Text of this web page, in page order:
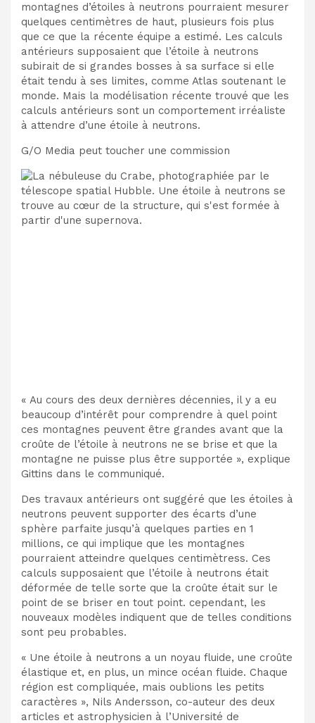
montagnes d’étoiles à neutrons pourraient mesurer
quelques centimètres de haut, plusieurs fois plus
que ce que la récente équipe a estimé. Les calculs
antérieurs supposaient que l’étoile à neutrons
subirait de si grandes bosses à sa surface si elle
était tendu à ses limites, comme Atlas soutenant le
monde. Mais la modélisation récente trouvé que les
calculs antérieurs sont un comportement irréaliste
à attendre d’une étoile à neutrons.
G/O Media peut toucher une commission
« Au cours des deux dernières décennies, il y a eu
beaucoup d’intérêt pour comprendre à quel point
ces montagnes peuvent être grandes avant que la
croûte de l’étoile à neutrons ne se brise et que la
montagne ne puisse plus être supportée », explique
Gittins dans le communiqué.
Des travaux antérieurs ont suggéré que les étoiles à
neutrons peuvent supporter des écarts d’une
sphère parfaite jusqu’à quelques parties en 1
millions, ce qui implique que les montagnes
pourraient atteindre quelques centimètress. Ces
calculs supposaient que l’étoile à neutrons était
déformée de telle sorte que la croûte était sur le
point de se briser en tout point. cependant, les
nouveaux modèles indiquent que de telles conditions
sont peu probables.
« Une étoile à neutrons a un noyau fluide, une croûte
élastique et, en plus, un mince océan fluide. Chaque
région est compliquée, mais oublions les petits
caractères », Nils Andersson, co-auteur des deux
articles et astrophysicien à l’Université de